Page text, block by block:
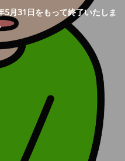
月31日をもって終了いたしま